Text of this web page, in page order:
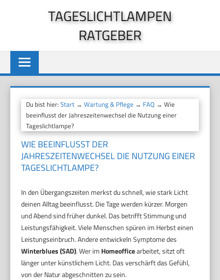
TAGESLICHTLAMPEN
RATGEBER
Du bist hier:Start →Wartung & Pflege → FAQ → Wie
beeinflusst der Jahreszeitenwechsel die Nutzung einer
Tageslichtlampe?
WIE BEEINFLUSST DER
JAHRESZEITENWECHSEL DIE NUTZUNG EINER
TAGESLICHTLAMPE?
In den Übergangszeiten merkst du schnell, wie stark Licht
deinen Alltag beeinflusst. Die Tage werden kürzer. Morgen
und Abend sind früher dunkel. Das betrifft Stimmung und
Leistungsfähigkeit. Viele Menschen spüren im Herbst einen
Leistungseinbruch. Andere entwickeln Symptome des
Winterblues (SAD). Wer im Homeofficearbeitet, sitzt oft
länger unter künstlichem Licht. Das verschärft das Gefühl,
von der Natur abgeschnitten zu sein.